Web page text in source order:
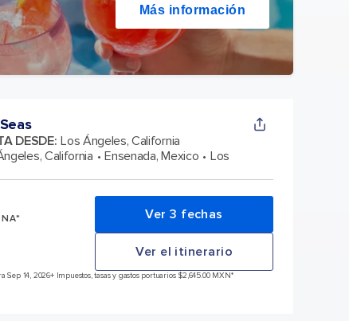
Más información
DESDE: Los Ángeles, California
California Ensenada, Mexico
Los
Ver 3 fechas
Ver el itinerario
Sep 14, 2026+ Impuestos, tasas y gastos portuarios $2,645.00 MXN*